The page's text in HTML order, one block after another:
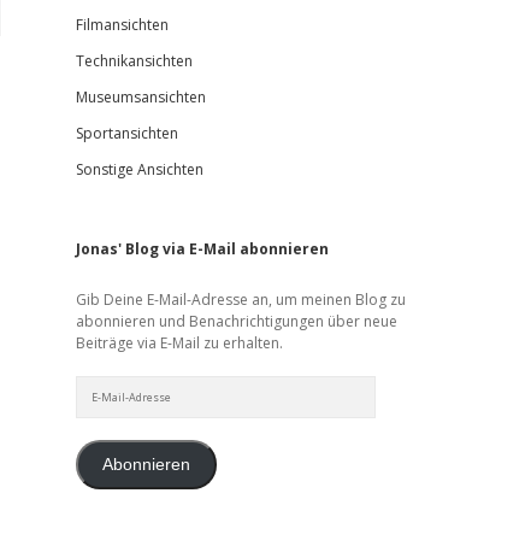
Filmansichten
Technikansichten
Museumsansichten
Sportansichten
Sonstige Ansichten
Jonas' Blog via E-Mail abonnieren
Gib Deine E-Mail-Adresse an, um meinen Blog zu
abonnieren und Benachrichtigungen über neue
Beiträge via E-Mail zu erhalten.
Mail-
Abonnieren